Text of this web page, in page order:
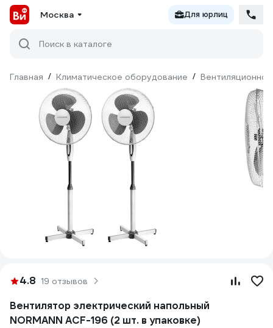
Москва Для юрлиц
Поиск в каталоге
Главная / Климатическое оборудование /
4.8 19 отзывов
Вентилятор электрический напольный
NORMANN ACF-196 (2 шт. в упаковке)